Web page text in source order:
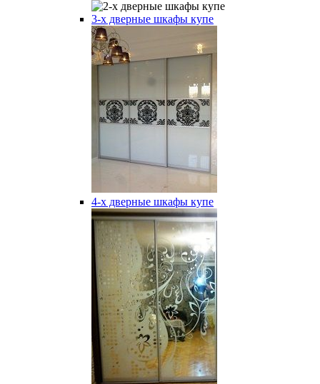
3-х дверные шкафы купе
4-х дверные шкафы купе